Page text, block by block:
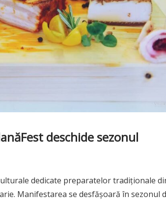
deschide sezonul
dedicate preparatelor tradiționale
Manifestarea se desfășoară în sezonul